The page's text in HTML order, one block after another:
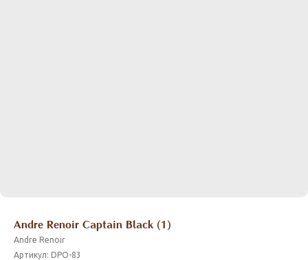
Andre Renoir Captain Black (1)
Andre Renoir
Артикул: DPO-83